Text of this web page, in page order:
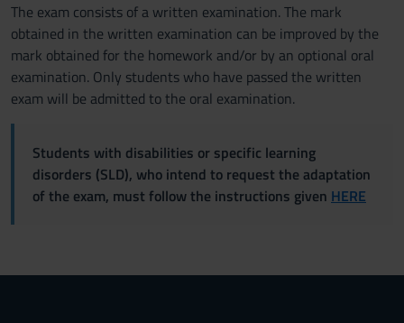
The exam consists of a written examination. The mark
obtained in the written examination can be improved by the
mark obtained for the homework and/or by an optional oral
examination. Only students who have passed the written
exam will be admitted to the oral examination.
Students with disabilities or specific learning
disorders (SLD), who intend to request the adaptation
of the exam, must follow the instructions given HERE